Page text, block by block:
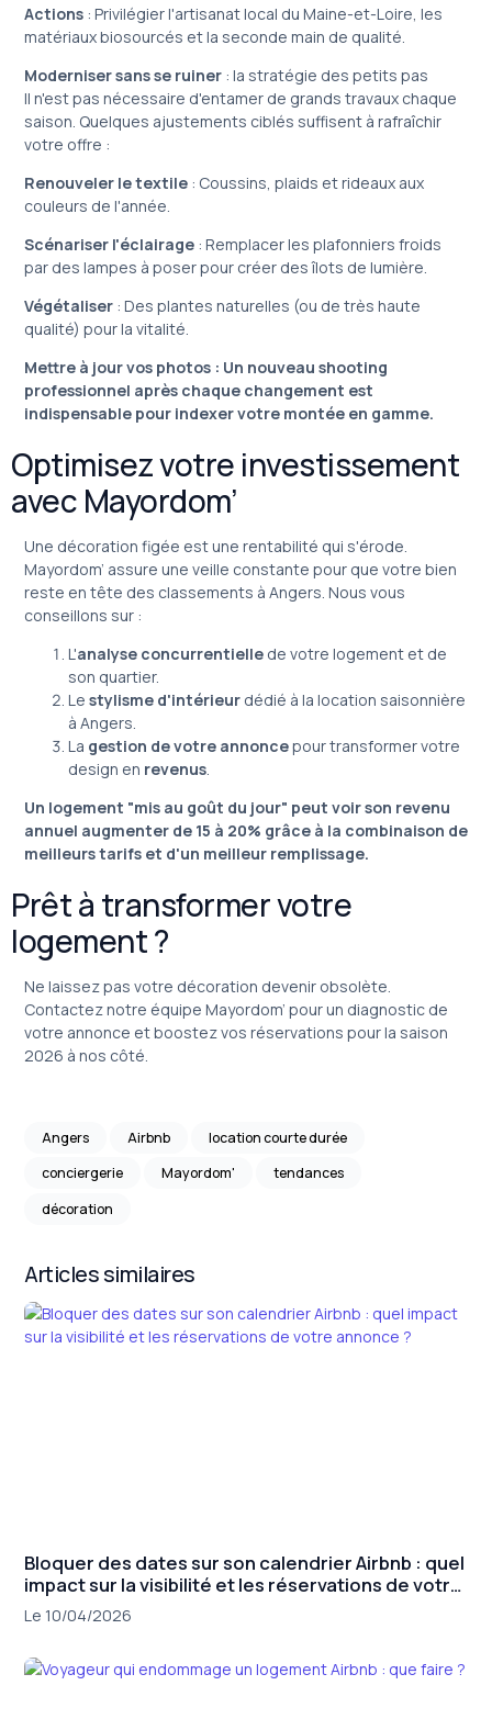
Actions : Privilégier l'artisanat local du Maine-et-Loire, les
matériaux biosourcés et la seconde main de qualité.
Moderniser sans se ruiner : la stratégie des petits pas
Il n'est pas nécessaire d'entamer de grands travaux chaque
saison. Quelques ajustements ciblés suffisent à rafraîchir
votre offre :
Renouveler le textile : Coussins, plaids et rideaux aux
couleurs de l'année.
Scénariser l'éclairage : Remplacer les plafonniers froids
par des lampes à poser pour créer des îlots de lumière.
Végétaliser : Des plantes naturelles (ou de très haute
qualité) pour la vitalité.
Mettre à jour vos photos : Un nouveau shooting
professionnel après chaque changement est
indispensable pour indexer votre montée en gamme.
Optimisez votre investissement
avec Mayordom’
Une décoration figée est une rentabilité qui s'érode.
Mayordom’ assure une veille constante pour que votre bien
reste en tête des classements à Angers. Nous vous
conseillons sur :
L'analyse concurrentielle de votre logement et de
son quartier.
Le stylisme d'intérieur dédié à la location saisonnière
à Angers.
La gestion de votre annoncepour transformer votre
design en revenus.
Un logement "mis au goût du jour" peut voir son revenu
annuel augmenter de 15 à 20% grâce à la combinaison de
meilleurs tarifs et d'un meilleur remplissage.
Prêt à transformer votre
logement ?
Ne laissez pas votre décoration devenir obsolète.
Contactez notre équipe Mayordom’ pour un diagnostic de
votre annonce et boostez vos réservations pour la saison
2026 à nos côté.
Angers Airbnb
location courte durée
conciergerie
Mayordom'
tendances
décoration
Articles similaires
Bloquer des dates sur son calendrier Airbnb : quel
impact sur la visibilité et les réservations de votre
annonce ?
Le 10/04/2026